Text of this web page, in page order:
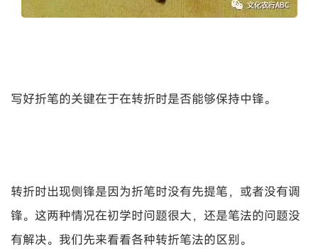
写好折笔的关键在于在转折时是否能够保持中锋。
转折时出现侧锋是因为折笔时没有先提笔，或者没有调
锋。这两种情况在初学时问题很大，还是笔法的问题没
有解决。我们先来看看各种转折笔法的区别。